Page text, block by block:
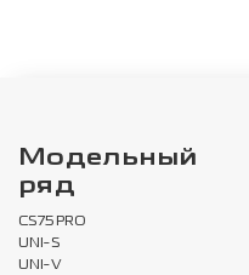
Модельный
ряд
CS75PRO
UNI-S
UNI-V